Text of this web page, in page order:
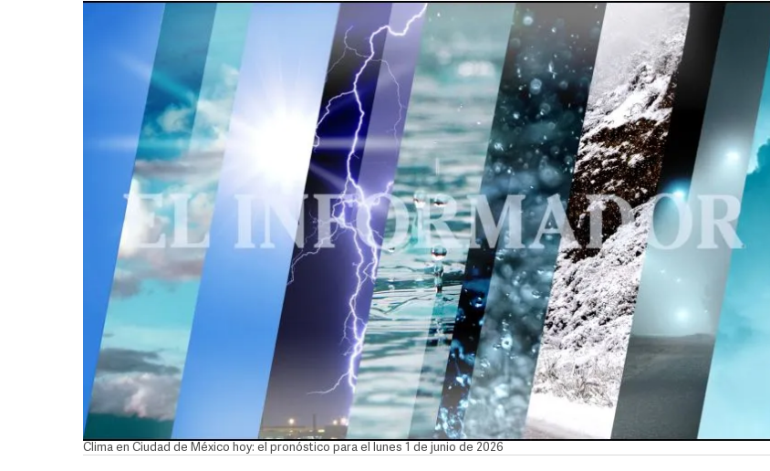
Clima en Ciudad de México hoy: el pronóstico para el lunes 1 de junio de 2026